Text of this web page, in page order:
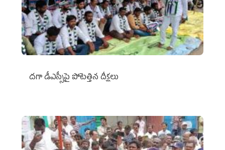
దగా డీఎస్సీపై పోటెత్తిన దీక్షలు